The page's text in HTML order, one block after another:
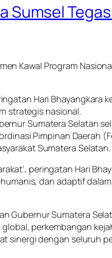
Sumsel
Kawal Program
Hari Bhayangkara
strategis nasional.
Sumatera Selatan
Pimpinan Daerah
Sumatera Selatan.
peringatan Hari
dan adaptif
Gubernur Sumatera
perkembangan
sinergi dengan seluruh